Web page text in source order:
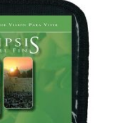
Las
opciones
pueden
elegir